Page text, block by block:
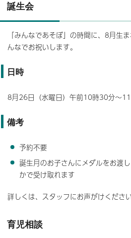
誕生会
「みんなであそぼ」の時間に、8月生
んなでお祝いします。
日時
8月26日（水曜日）午前10時30分～
備考
予約不要
誕生月のお子さんにメダルをお渡
かで受け取れます
詳しくは、スタッフにお声がけください
育児相談